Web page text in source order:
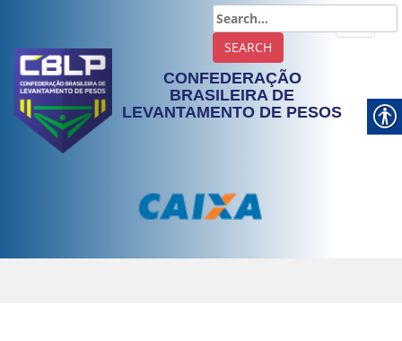
CONFEDERAÇÃO
BRASILEIRA DE
LEVANTAMENTO DE PESOS